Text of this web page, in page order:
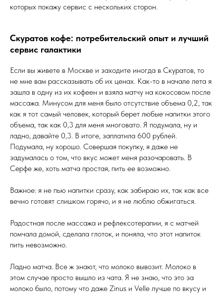
которых покажу сервис с нескольких сторон.
Скуратов кофе: потребительский опыт и лучший
сервис галактики
Если вы живете в Москве и заходите иногда в Скуратов, то
не мне вам рассказывать об их ценах. Как-то в начале лета я
зашла в одну из их кофеен и взяла матчу на кокосовом после
массажа. Минусом для меня было отсутствие объема 0,2, так
как я тот самый человек, который берет любые напитки этого
объема, так как 0,3 для меня многовато. Я подумала, ну и
ладно, давайте 0,3. В итоге, заплатила 600 рублей.
Подумала, ну хорошо. Совершая покупку, я даже не
задумалась о том, что вкус может меня разочаровать. В
Серфе же, хоть матча простая, пить ее возможно.
Важное: я не пью напитки сразу, как забираю их, так как все
вечно готовят слишком горячо, и я не люблю обжигаться.
Радостная после массажа и рефлексотерапии, я с матчей
помчала домой, сделала глоток, и поняла, что этот напиток
пить невозможно.
Ладно матча. Все ж знают, что молоко вывозит. Молоко в
этом случае просто вышло из чата. Я не знаю, что это за
молоко было, потому что даже Zinus и Velle лучше по вкусу и